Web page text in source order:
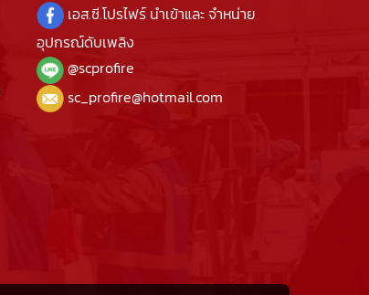
เอส.ซี.โปรไฟร์ นำเข้าและ จำหน่าย
อุปกรณ์ดับเพลิง
@scprofire
sc_profire@hotmail.com